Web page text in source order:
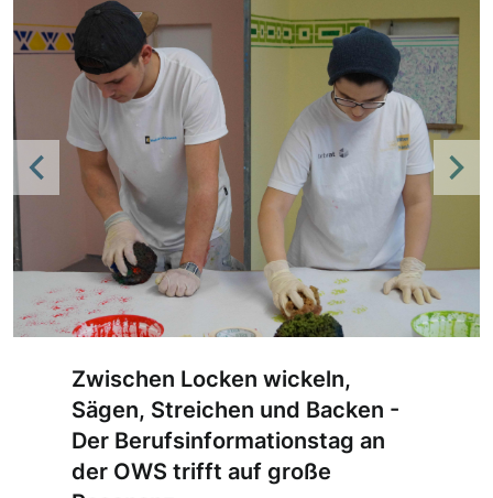
Previous
Zwischen Locken wickeln,